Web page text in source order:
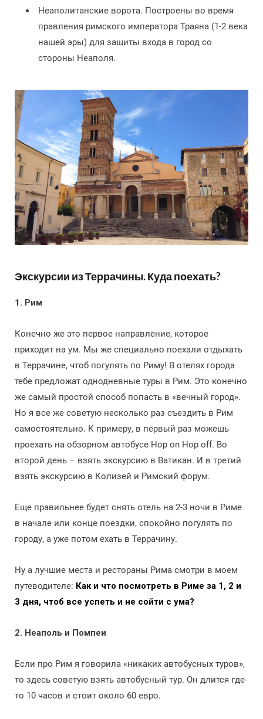
Неаполитанские ворота. Построены во время
правления римского императора Траяна (1-2 века
нашей эры) для защиты входа в город со
стороны Неаполя.
Экскурсии из Террачины. Куда поехать?
1. Рим
Конечно же это первое направление, которое
приходит на ум. Мы же специально поехали отдыхать
в Террачине, чтоб погулять по Риму! В отелях города
тебе предложат однодневные туры в Рим. Это конечно
же самый простой способ попасть в «вечный город».
Но я все же советую несколько раз съездить в Рим
самостоятельно. К примеру, в первый раз можешь
проехать на обзорном автобусе Hop on Hop off. Во
второй день – взять экскурсию в Ватикан. И в третий
взять экскурсию в Колизей и Римский форум.
Еще правильнее будет снять отель на 2-3 ночи в Риме
в начале или конце поездки, спокойно погулять по
городу, а уже потом ехать в Террачину.
Ну а лучшие места и рестораны Рима смотри в моем
путеводителе: Как и что посмотреть в Риме за 1, 2 и
3 дня, чтоб все успеть и не сойти с ума?
2. Неаполь и Помпеи
Если про Рим я говорила «никаких автобусных туров»,
то здесь советую взять автобусный тур. Он длится где-
то 10 часов и стоит около 60 евро.